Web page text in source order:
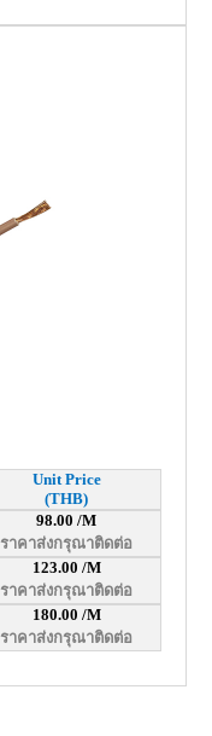
Unit Price
(THB)
98.00 /M
ราคาส่งกรุณาติดต่อ
123.00 /M
ราคาส่งกรุณาติดต่อ
180.00 /M
ราคาส่งกรุณาติดต่อ